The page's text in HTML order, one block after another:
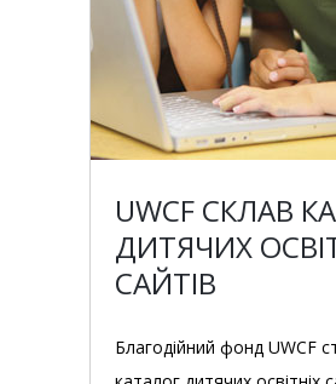
UWCF СКЛАВ
ДИТЯЧИХ
САЙТІВ
Благодійний фонд UWCF